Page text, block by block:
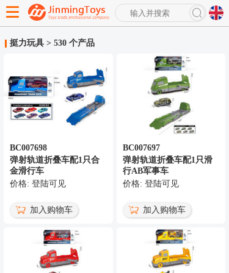
搜
挺力玩具 > 530 个产品
BC007698
弹射轨道折叠车配1只合
金滑行车
价格: 登陆可见
加入购物车
BC007697
弹射轨道折叠车配1只滑
行AB军事车
价格: 登陆可见
加入购物车